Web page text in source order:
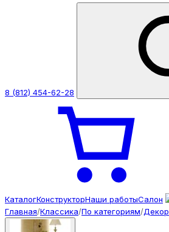
8 (812) 454-62-28
КаталогКонструкторНаши работыСалон
Главная/Классика/По категориям/Декор